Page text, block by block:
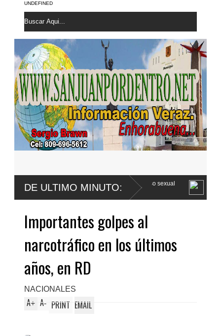
UNDEFINED
DE ULTIMO MINUTO:
apela sentencia por abuso sexual
Poder Ejecutivo promulga
Código Penal
Importantes golpes al
narcotráfico en los últimos
años, en RD
NACIONALES
A+ A- PRINT EMAIL